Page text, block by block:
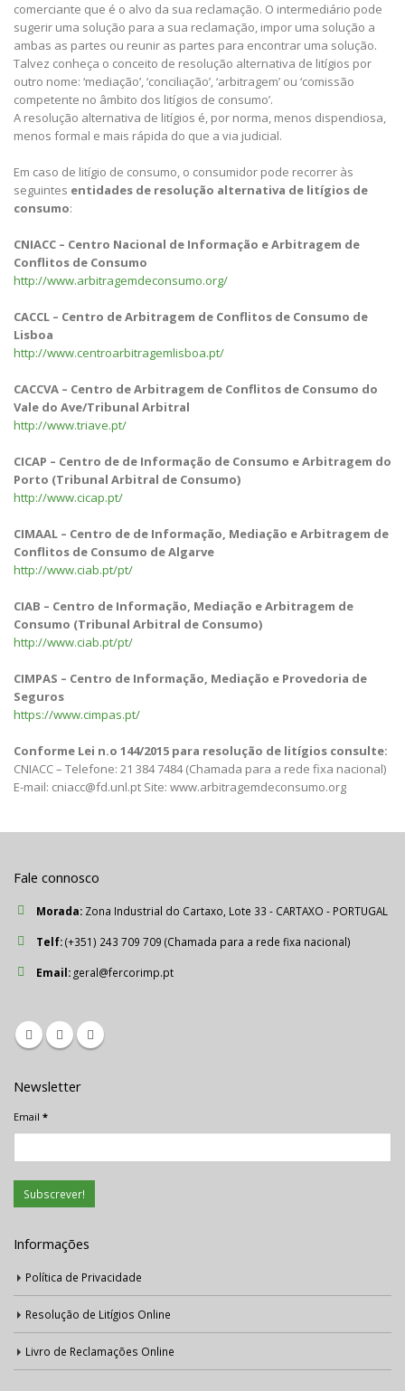
comerciante que é o alvo da sua reclamação. O intermediário pode
sugerir uma solução para a sua reclamação, impor uma solução a
ambas as partes ou reunir as partes para encontrar uma solução.
Talvez conheça o conceito de resolução alternativa de litígios por
outro nome: ‘mediação’, ‘conciliação’, ‘arbitragem’ ou ‘comissão
competente no âmbito dos litígios de consumo’.
A resolução alternativa de litígios é, por norma, menos dispendiosa,
menos formal e mais rápida do que a via judicial.
Em caso de litígio de consumo, o consumidor pode recorrer às
seguintes entidades de resolução alternativa de litígios de
consumo:
CNIACC – Centro Nacional de Informação e Arbitragem de
Conflitos de Consumo
http://www.arbitragemdeconsumo.org/
CACCL – Centro de Arbitragem de Conflitos de Consumo de
Lisboa
http://www.centroarbitragemlisboa.pt/
CACCVA – Centro de Arbitragem de Conflitos de Consumo do
Vale do Ave/Tribunal Arbitral
http://www.triave.pt/
CICAP – Centro de de Informação de Consumo e Arbitragem do
Porto (Tribunal Arbitral de Consumo)
http://www.cicap.pt/
CIMAAL – Centro de de Informação, Mediação e Arbitragem de
Conflitos de Consumo de Algarve
http://www.ciab.pt/pt/
CIAB – Centro de Informação, Mediação e Arbitragem de
Consumo (Tribunal Arbitral de Consumo)
http://www.ciab.pt/pt/
CIMPAS – Centro de Informação, Mediação e Provedoria de
Seguros
https://www.cimpas.pt/
Conforme Lei n.o 144/2015 para resolução de litígios consulte:
CNIACC – Telefone: 21 384 7484 (Chamada para a rede fixa nacional)
E-mail: cniacc@fd.unl.pt Site: www.arbitragemdeconsumo.org
Fale connosco
Morada: Zona Industrial do Cartaxo, Lote 33 - CARTAXO - PORTUGAL
Telf:(+351) 243 709 709 (Chamada para a rede fixa nacional)
Email: geral@fercorimp.pt
Newsletter
Email *
Informações
Política de Privacidade
Resolução de Litígios Online
Livro de Reclamações Online